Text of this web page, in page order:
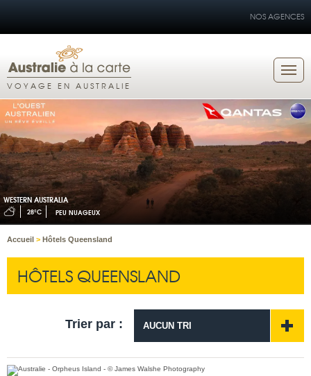
NOS AGENCES
VOYAGE EN AUSTRALIE
WESTERN AUSTRALIA
28°C PEU NUAGEUX
Accueil > Hôtels Queensland
HÔTELS QUEENSLAND
Trier par : AUCUN TRI